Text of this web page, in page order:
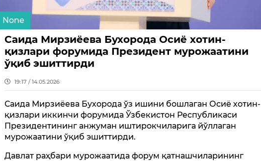
None
Саида Мирзиёева Бухорода Осиё хотин-
қизлари форумида Президент мурожаатини
ўқиб эшиттирди
19:17 / 14.05.2026
Саида Мирзиёева Бухорода ўз ишини бошлаган Осиё хотин-
қизлари иккинчи форумида Ўзбекистон Республикаси
Президентининг анжуман иштирокчиларига йўллаган
мурожаатини ўқиб эшиттирди.
Давлат раҳбари мурожаатида форум қатнашчиларининг